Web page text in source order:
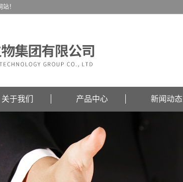
！
关于我们 产品中心 新闻动态